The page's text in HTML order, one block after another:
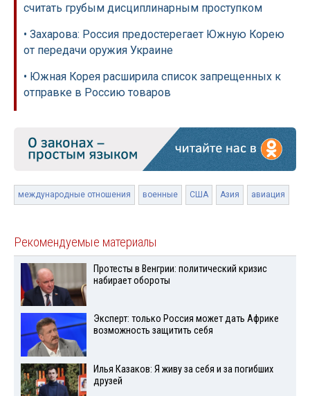
считать грубым дисциплинарным проступком
• Захарова: Россия предостерегает Южную Корею
от передачи оружия Украине
• Южная Корея расширила список запрещенных к
отправке в Россию товаров
международные отношения военные США Азия авиация
Рекомендуемые материалы
Протесты в Венгрии: политический кризис
набирает обороты
Эксперт: только Россия может дать Африке
возможность защитить себя
Илья Казаков: Я живу за себя и за погибших
друзей